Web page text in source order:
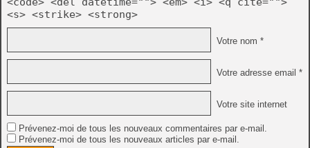
<s> <strike> <strong>
Votre nom *
Votre adresse email *
Votre site internet
Prévenez-moi de tous les nouveaux commentaires par e-mail.
Prévenez-moi de tous les nouveaux articles par e-mail.